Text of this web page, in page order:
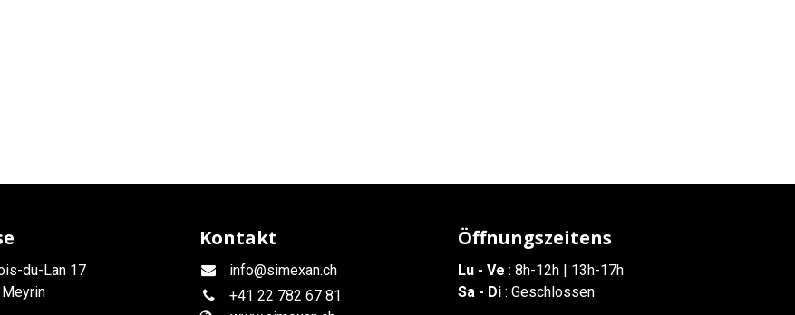
du-Lan 17
Kontakt
info@simexan.ch
+41 22 782 67 81
Öffnungszeitens
Lu - Ve : 8h-12h | 13h-17h
Sa - Di : Geschlossen